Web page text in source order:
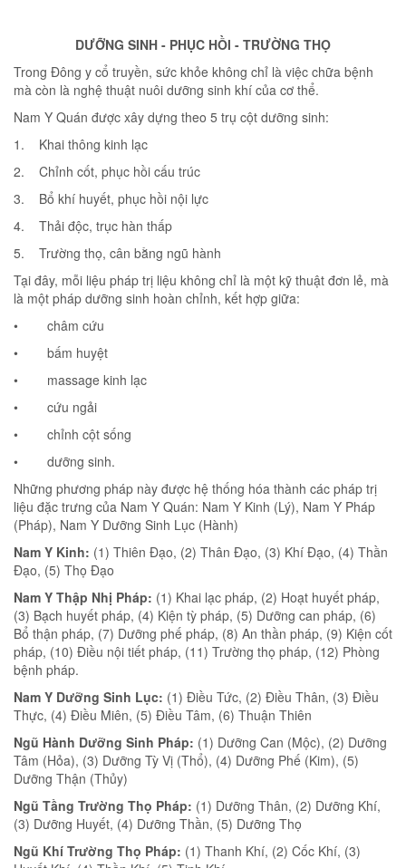
DƯỠNG SINH - PHỤC HỒI - TRƯỜNG THỌ
Trong Đông y cổ truyền, sức khỏe không chỉ là việc chữa bệnh
mà còn là nghệ thuật nuôi dưỡng sinh khí của cơ thể.
Nam Y Quán được xây dựng theo 5 trụ cột dưỡng sinh:
1. Khai thông kinh lạc
2. Chỉnh cốt, phục hồi cấu trúc
3. Bổ khí huyết, phục hồi nội lực
4. Thải độc, trục hàn thấp
5. Trường thọ, cân bằng ngũ hành
Tại đây, mỗi liệu pháp trị liệu không chỉ là một kỹ thuật đơn lẻ, mà
là một pháp dưỡng sinh hoàn chỉnh, kết hợp giữa:
• châm cứu
• bấm huyệt
• massage kinh lạc
• cứu ngải
• chỉnh cột sống
• dưỡng sinh.
Những phương pháp này được hệ thống hóa thành các pháp trị
liệu đặc trưng của Nam Y Quán: Nam Y Kinh (Lý), Nam Y Pháp
(Pháp), Nam Y Dưỡng Sinh Lục (Hành)
Nam Y Kinh: (1) Thiên Đạo, (2) Thân Đạo, (3) Khí Đạo, (4) Thần
Đạo, (5) Thọ Đạo
Nam Y Thập Nhị Pháp: (1) Khai lạc pháp, (2) Hoạt huyết pháp,
(3) Bạch huyết pháp, (4) Kiện tỳ pháp, (5) Dưỡng can pháp, (6)
Bổ thận pháp, (7) Dưỡng phế pháp, (8) An thần pháp, (9) Kiện cốt
pháp, (10) Điều nội tiết pháp, (11) Trường thọ pháp, (12) Phòng
bệnh pháp.
Nam Y Dưỡng Sinh Lục: (1) Điều Tức, (2) Điều Thân, (3) Điều
Thực, (4) Điều Miên, (5) Điều Tâm, (6) Thuận Thiên
Ngũ Hành Dưỡng Sinh Pháp: (1) Dưỡng Can (Mộc), (2) Dưỡng
Tâm (Hỏa), (3) Dưỡng Tỳ Vị (Thổ), (4) Dưỡng Phế (Kim), (5)
Dưỡng Thận (Thủy)
Ngũ Tầng Trường Thọ Pháp: (1) Dưỡng Thân, (2) Dưỡng Khí,
(3) Dưỡng Huyết, (4) Dưỡng Thần, (5) Dưỡng Thọ
Ngũ Khí Trường Thọ Pháp: (1) Thanh Khí, (2) Cốc Khí, (3)